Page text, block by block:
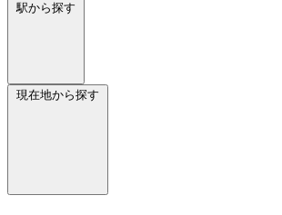
駅から探す
現在地から探す